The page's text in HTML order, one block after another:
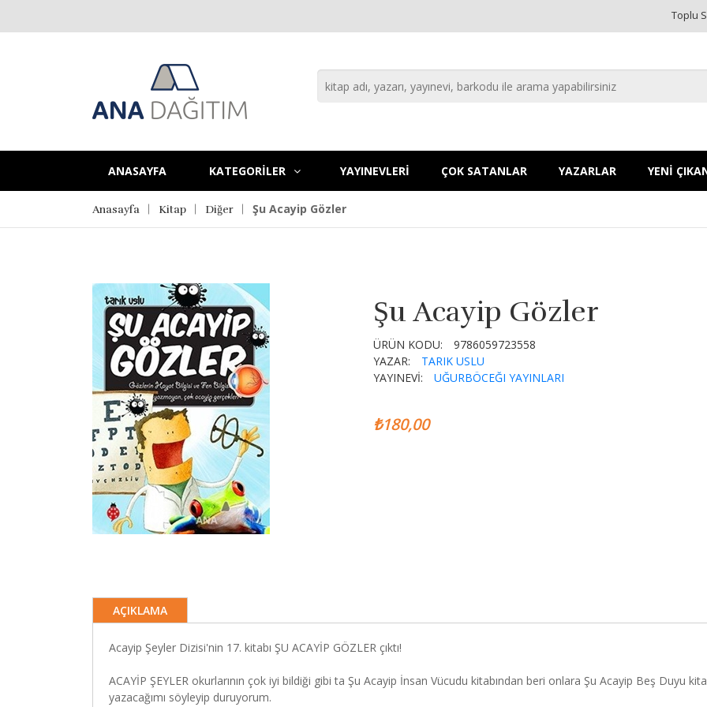
Toplu
ANASAYFA KATEGORİLER YAYINEVLERİ ÇOK SATANLAR YAZARLAR YENİ
Anasayfa Kitap Diğer Şu Acayip Gözler
Şu Acayip Gözler
ÜRÜN KODU:
9786059723558
YAZAR:
TARIK USLU
YAYINEVİ:
UĞURBÖCEĞI YAYINLARI
₺180,00
AÇIKLAMA
Acayip Şeyler Dizisi'nin 17. kitabı ŞU ACAYİP GÖZLER çıktı!
ACAYİP ŞEYLER okurlarının çok iyi bildiği gibi ta Şu Acayip İnsan Vücudu kitabından beri onlara Şu Acayip Beş Duyu
yazacağımı söyleyip duruyorum.